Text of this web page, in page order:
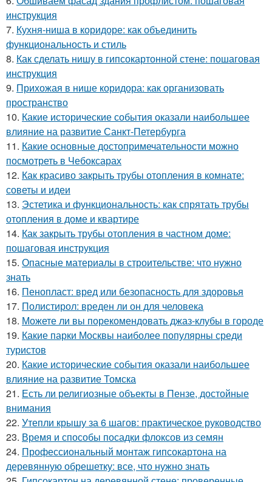
инструкция
7. Кухня-ниша в коридоре: как объединить
функциональность и стиль
8. Как сделать нишу в гипсокартонной стене: пошаговая
инструкция
9. Прихожая в нише коридора: как организовать
пространство
10. Какие исторические события оказали наибольшее
влияние на развитие Санкт-Петербурга
11. Какие основные достопримечательности можно
посмотреть в Чебоксарах
12. Как красиво закрыть трубы отопления в комнате:
советы и идеи
13. Эстетика и функциональность: как спрятать трубы
отопления в доме и квартире
14. Как закрыть трубы отопления в частном доме:
пошаговая инструкция
15. Опасные материалы в строительстве: что нужно
знать
16. Пенопласт: вред или безопасность для здоровья
17. Полистирол: вреден ли он для человека
18. Можете ли вы порекомендовать джаз-клубы в городе
19. Какие парки Москвы наиболее популярны среди
туристов
20. Какие исторические события оказали наибольшее
влияние на развитие Томска
21. Есть ли религиозные объекты в Пензе, достойные
внимания
22. Утепли крышу за 6 шагов: практическое руководство
23. Время и способы посадки флоксов из семян
24. Профессиональный монтаж гипсокартона на
деревянную обрешетку: все, что нужно знать